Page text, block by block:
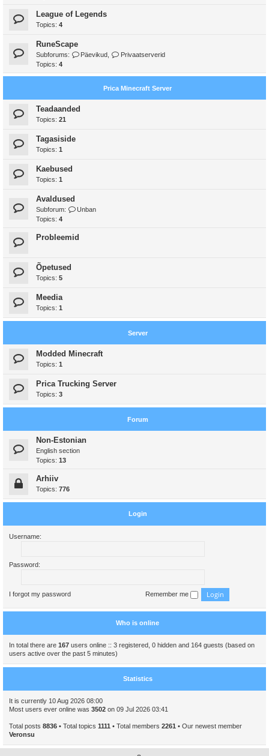
League of Legends
Topics: 4
RuneScape
Subforums: Päevikud
Privaatserverid
Topics: 4
Prica Minecraft Server
Teadaanded
Topics: 21
Tagasiside
Topics: 1
Kaebused
Topics: 1
Avaldused
Subforum:
Unban
Topics: 4
Probleemid
Õpetused
Topics: 5
Meedia
Topics: 1
Server
Modded Minecraft
Topics: 1
Prica Trucking Server
Topics: 3
Forum
Non-Estonian
English section
Topics: 13
Arhiiv
Topics: 776
Login
Username:
Password:
I forgot my password Remember me
Who is online
In total there are 167 users online :: 3 registered, 0 hidden and 164 guests (based on
users active over the past 5 minutes)
Statistics
It is currently 10 Aug 2026 08:00
Most users ever online was 3502 on 09 Jul 2026 03:41
Total posts 8836 • Total topics 1111 • Total members 2261 • Our newest member
Veronsu